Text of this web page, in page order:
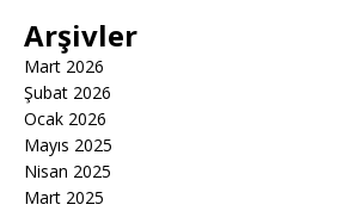
Arşivler
Mart 2026
Şubat 2026
Ocak 2026
Mayıs 2025
Nisan 2025
Mart 2025